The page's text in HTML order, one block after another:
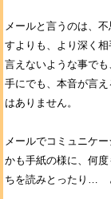
メールと言うのは、
すよりも、より深く
言えないような事で
手にでも、本音が言
はありません。
メールでコミュニケ
かも手紙の様に、何
ちを読みとったり…